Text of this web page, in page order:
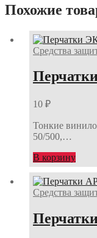
Похожие
Средства
10 ₽
Тонкие
50/500,…
В корзину
Средства